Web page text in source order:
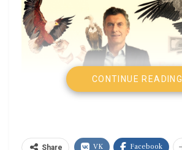
CONTINUE READING
Share VK Facebook